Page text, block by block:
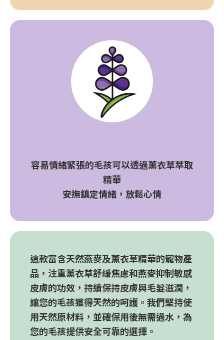
容易情緒緊張的毛孩可以透過薰衣草萃取
精華
安撫鎮定情緒，放鬆心情
這款富含天然燕麥及薰衣草精華的寵物產
品，注重薰衣草舒緩焦慮和燕麥抑制敏感
皮膚的功效，持續保持皮膚與毛髮滋潤，
讓您的毛孩獲得天然的呵護。我們堅持使
用天然原材料，並確保用後無需過水，為
您的毛孩提供安全可靠的選擇。